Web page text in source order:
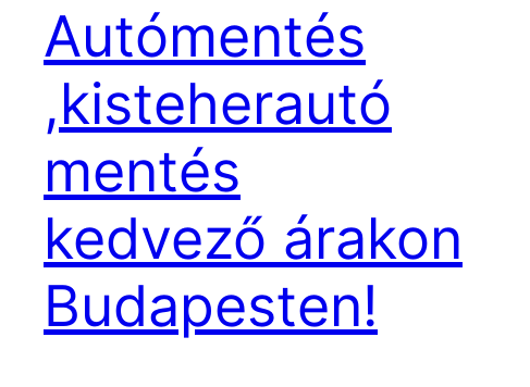
Autómentés
,kisteherautó
mentés
kedvező árakon
Budapesten!